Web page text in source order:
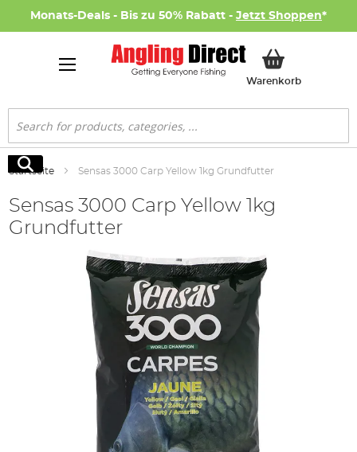
Monats-Deals - Bis zu 50% Rabatt - Jetzt Shoppen*
WarenkorbMein
Suche
Suche
Startseite Sensas 3000 Carp Yellow 1kg Grundfutter
Sensas 3000 Carp Yellow 1kg
Grundfutter